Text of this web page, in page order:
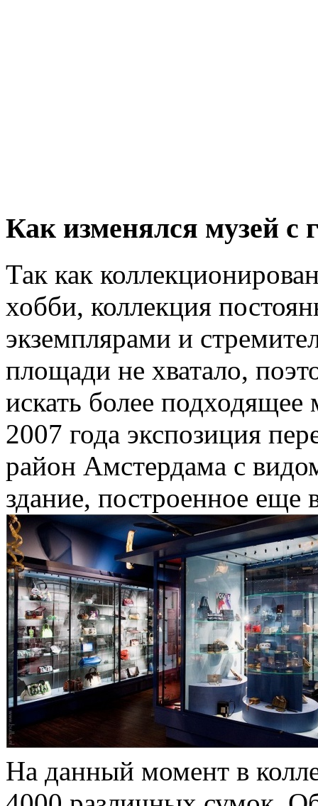
Как изменялся музей с
Так как
хобби, коллекция
экземплярами и
площади не хватало,
искать более
2007 года экспозиция
район Амстердама с
здание, построенное еще
На данный момент в